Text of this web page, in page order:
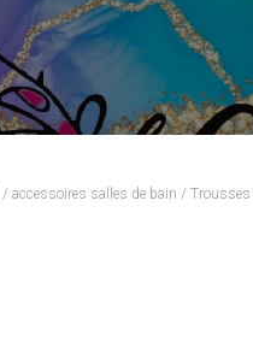
/ accessoires salles de bain / Trousses